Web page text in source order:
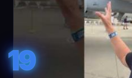
19